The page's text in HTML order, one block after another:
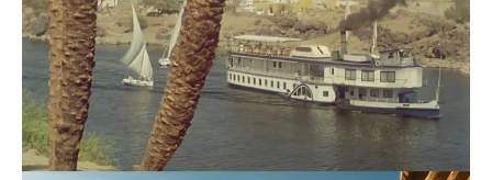
If you like movies, words and
mind games, then this is the
book for you. Take the
challenge of creating your
own acrostics and describing
famous movies by using the